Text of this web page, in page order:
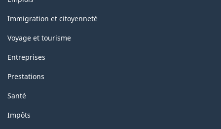
sujets
Immigration et citoyenneté
Voyage et tourisme
Entreprises
Prestations
Santé
Impôts